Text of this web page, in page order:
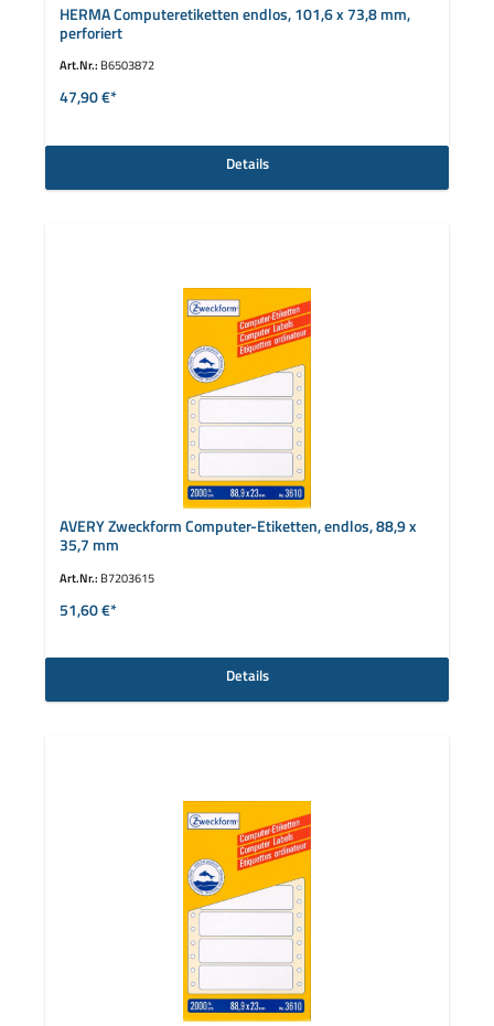
HERMA Computeretiketten endlos, 101,6 x 73,8 mm,
perforiert
Art.Nr.: B6503872
47,90 €*
Details
AVERY Zweckform Computer-Etiketten, endlos, 88,9 x
35,7 mm
Art.Nr.: B7203615
51,60 €*
Details